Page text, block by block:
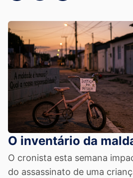
O inventário da
O cronista esta semana
do assassinato de uma